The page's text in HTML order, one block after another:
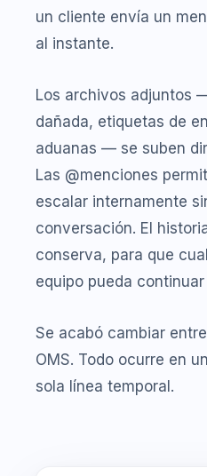
un cliente envía un
al instante.
Los archivos adjuntos
dañada, etiquetas de
aduanas — se suben
Las @menciones
escalar internamente
conversación. El
conserva, para que
equipo pueda
Se acabó cambiar
OMS. Todo ocurre en
sola línea temporal.